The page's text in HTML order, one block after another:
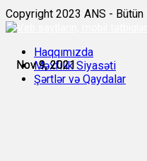
Nov 9, 2021
Nov 9, 2021
Copyright 2023 ANS -
Haqqımızda
Məxfilik Siyasəti
Şərtlər və Qaydalar